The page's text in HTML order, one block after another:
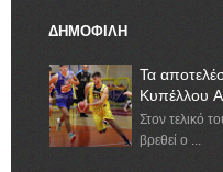
ΔΗΜΟΦΙΛΗ
Τα
Κυπέλλου
Στον τελικό
βρεθεί ο ...